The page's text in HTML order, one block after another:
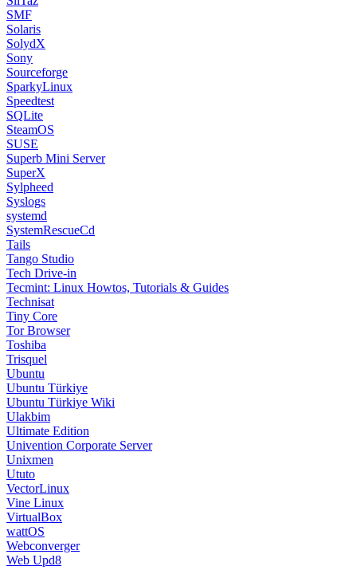
SMF
Solaris
SolydX
Sony
Sourceforge
SparkyLinux
Speedtest
SQLite
SteamOS
SUSE
Superb Mini Server
SuperX
Sylpheed
Syslogs
systemd
SystemRescueCd
Tails
Tango Studio
Tech Drive-in
Tecmint: Linux Howtos, Tutorials & Guides
Technisat
Tiny Core
Tor Browser
Toshiba
Trisquel
Ubuntu
Ubuntu Türkiye
Ubuntu Türkiye Wiki
Ulakbim
Ultimate Edition
Univention Corporate Server
Unixmen
Ututo
VectorLinux
Vine Linux
VirtualBox
wattOS
Webconverger
Web Upd8